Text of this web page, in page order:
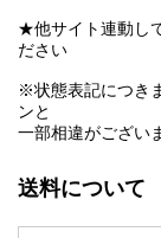
★他サイト連動し
ださい
※状態表記につき
ンと
一部相違がござい
送料について